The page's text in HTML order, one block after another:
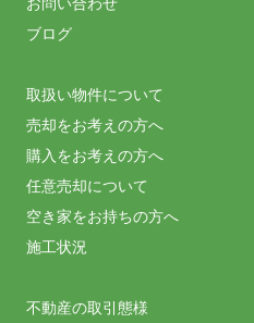
ブログ
取扱い物件について
売却をお考えの方へ
購入をお考えの方へ
任意売却について
空き家をお持ちの方へ
施工状況
不動産の取引態様